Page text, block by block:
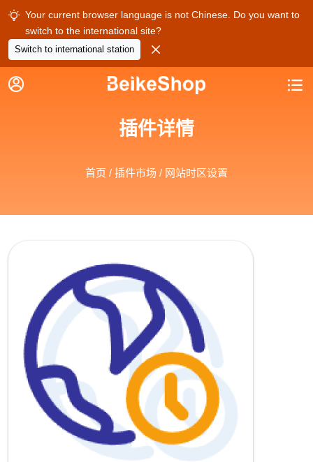
 Your current browser language is not Chinese. Do you want to
switch to the international site?
Switch to international station 
 
插件详情
首页 / 插件市场 / 网站时区设置